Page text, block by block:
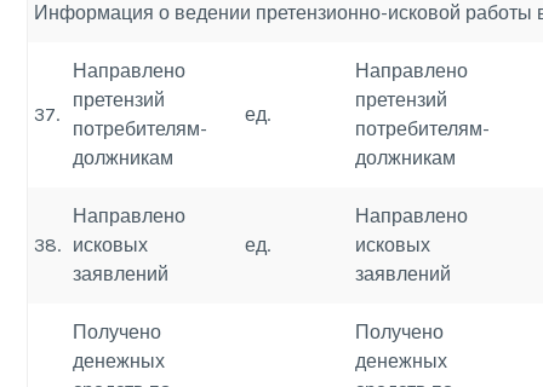
Информация о ведении претензионно-исковой работы
37.
Направлено
претензий
потребителям-
должникам
ед.
Направлено
претензий
потребителям-
должникам
38.
Направлено
исковых
заявлений
ед.
Направлено
исковых
заявлений
Получено
денежных
Получено
денежных